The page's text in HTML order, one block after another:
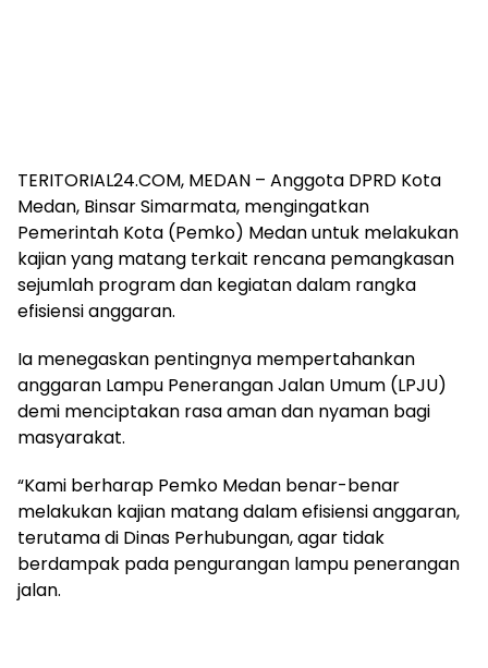
TERITORIAL24.COM, MEDAN – Anggota DPRD Kota
Medan, Binsar Simarmata, mengingatkan
Pemerintah Kota (Pemko) Medan untuk melakukan
kajian yang matang terkait rencana pemangkasan
sejumlah program dan kegiatan dalam rangka
efisiensi anggaran.
Ia menegaskan pentingnya mempertahankan
anggaran Lampu Penerangan Jalan Umum (LPJU)
demi menciptakan rasa aman dan nyaman bagi
masyarakat.
“Kami berharap Pemko Medan benar-benar
melakukan kajian matang dalam efisiensi anggaran,
terutama di Dinas Perhubungan, agar tidak
berdampak pada pengurangan lampu penerangan
jalan.